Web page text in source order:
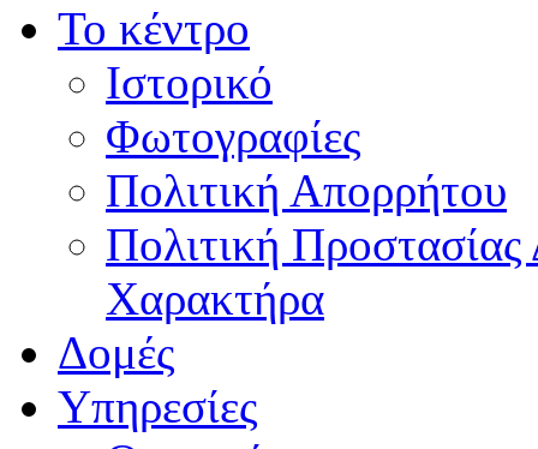
Το κέντρο
Ιστορικό
Φωτογραφίες
Πολιτική Απορρήτου
Πολιτική
Χαρακτήρα
Δομές
Υπηρεσίες